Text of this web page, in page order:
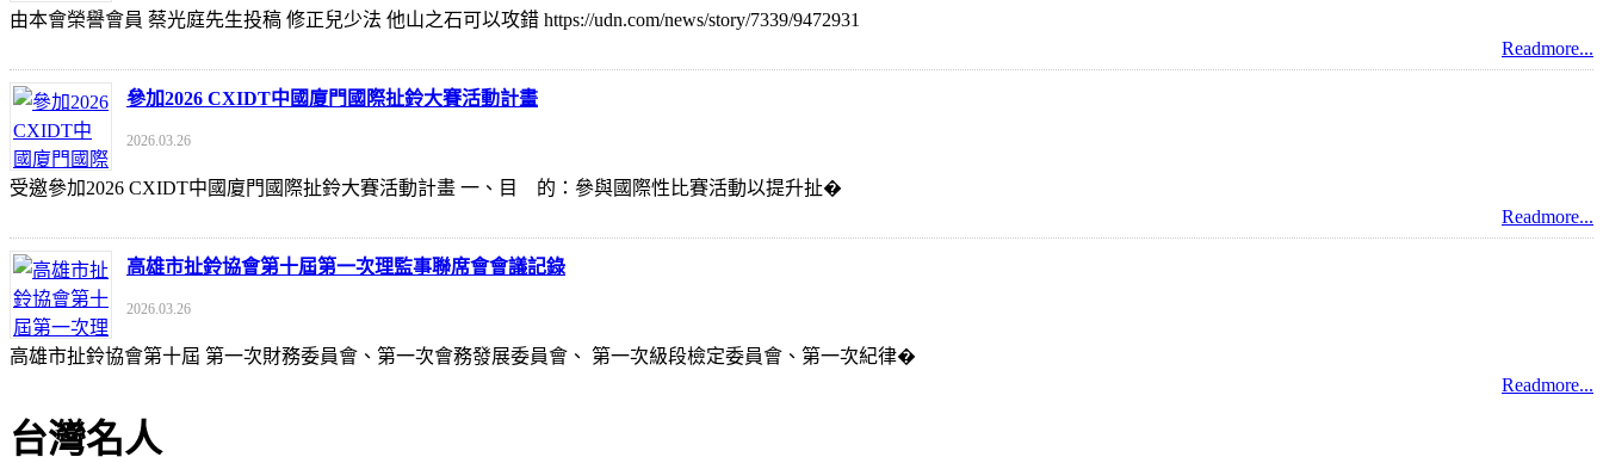
由本會榮譽會員 蔡光庭先生投稿 修正兒少法 他山之石可以攻錯 https://udn.com/news/story/7339/9472931
Readmore...
參加2026 CXIDT中國廈門國際扯鈴大賽活動計畫
2026.03.26
受邀參加2026 CXIDT中國廈門國際扯鈴大賽活動計畫 一、目 的：參與國際性比賽活動以提升扯�
Readmore...
高雄市扯鈴協會第十屆第一次理監事聯席會會議記錄
2026.03.26
高雄市扯鈴協會第十屆 第一次財務委員會、第一次會務發展委員會、 第一次級段檢定委員會、第一次紀律�
Readmore...
台灣名人